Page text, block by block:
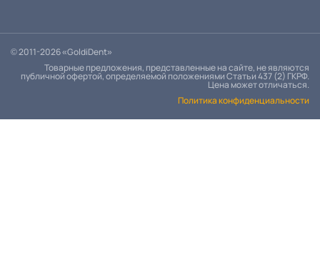
© 2011-2026 «GoldiDent»
Товарные предложения, представленные на сайте, не являются
публичной офертой, определяемой положениями Статьи 437 (2) ГКРФ.
Цена может отличаться.
Политика конфиденциальности